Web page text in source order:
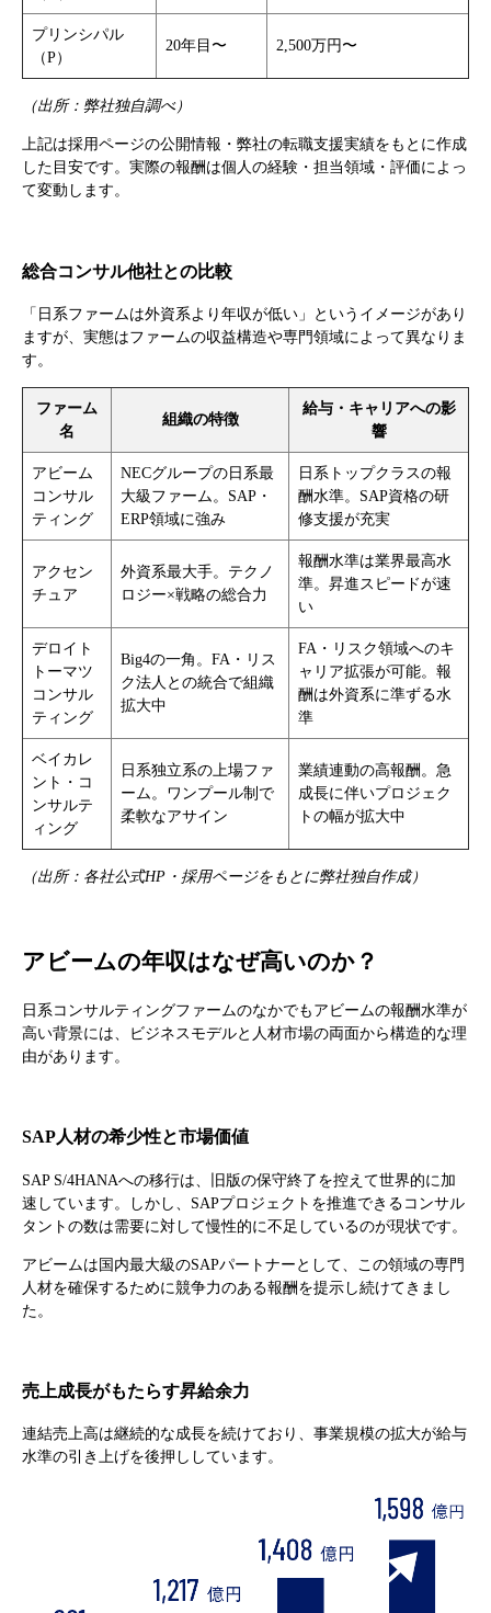
プリンシパル
（P）
20年目〜 2,500万円〜
（出所：弊社独自調べ）
上記は採用ページの公開情報・弊社の転職支援実績をもとに作成
した目安です。実際の報酬は個人の経験・担当領域・評価によっ
て変動します。
総合コンサル他社との比較
「日系ファームは外資系より年収が低い」というイメージがあり
ますが、実態はファームの収益構造や専門領域によって異なりま
す。
ファーム
名
組織の特徴
給与・キャリアへの影
響
アビーム
コンサル
ティング
NECグループの日系最
大級ファーム。SAP・
ERP領域に強み
日系トップクラスの報
酬水準。SAP資格の研
修支援が充実
アクセン
チュア
外資系最大手。テクノ
ロジー×戦略の総合力
報酬水準は業界最高水
準。昇進スピードが速
い
デロイト
トーマツ
コンサル
ティング
Big4の一角。FA・リス
ク法人との統合で組織
拡大中
FA・リスク領域へのキ
ャリア拡張が可能。報
酬は外資系に準ずる水
準
ベイカレ
ント・コ
ンサルテ
ィング
日系独立系の上場ファ
ーム。ワンプール制で
柔軟なアサイン
業績連動の高報酬。急
成長に伴いプロジェク
トの幅が拡大中
（出所：各社公式HP・採用ページをもとに弊社独自作成）
アビームの年収はなぜ高いのか？
日系コンサルティングファームのなかでもアビームの報酬水準が
高い背景には、ビジネスモデルと人材市場の両面から構造的な理
由があります。
SAP人材の希少性と市場価値
SAP S/4HANAへの移行は、旧版の保守終了を控えて世界的に加
速しています。しかし、SAPプロジェクトを推進できるコンサル
タントの数は需要に対して慢性的に不足しているのが現状です。
アビームは国内最大級のSAPパートナーとして、この領域の専門
人材を確保するために競争力のある報酬を提示し続けてきまし
た。
売上成長がもたらす昇給余力
連結売上高は継続的な成長を続けており、事業規模の拡大が給与
水準の引き上げを後押ししています。